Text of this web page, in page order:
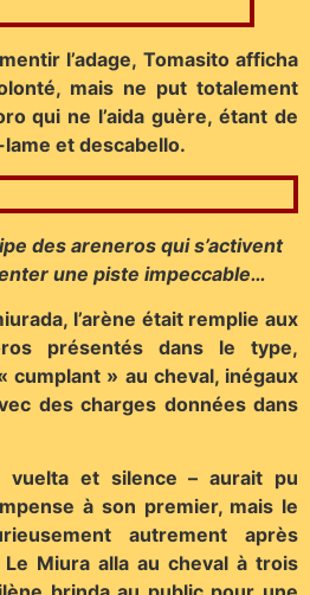
l’adage, Tomasito afficha
mais ne put totalement
qui ne l’aida guère, étant de
et descabello.
des areneros qui s’activent
une piste impeccable…
l’arène était remplie aux
présentés dans le type,
cumplant » au cheval, inégaux
des charges données dans
vuelta et silence – aurait pu
à son premier, mais le
autrement après
Miura alla au cheval à trois